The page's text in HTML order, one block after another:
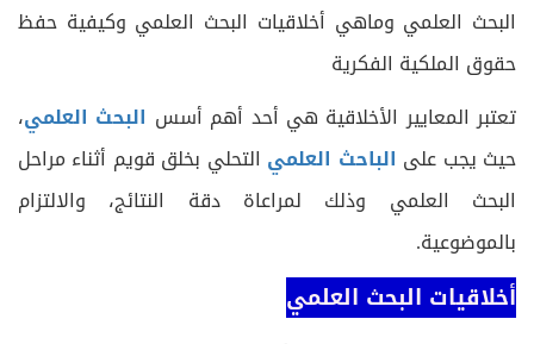
البحث العلمي وماهي أخلاقيات البحث العلمي وكيفية حفظ
حقوق الملكية الفكرية
تعتبر المعايير الأخلاقية هي أحد أهم أسس البحث العلمي،
حيث يجب على الباحث العلمي التحلي بخلق قويم أثناء مراحل
البحث العلمي وذلك لمراعاة دقة النتائج، والالتزام
بالموضوعية.
أخلاقيات البحث العلمي